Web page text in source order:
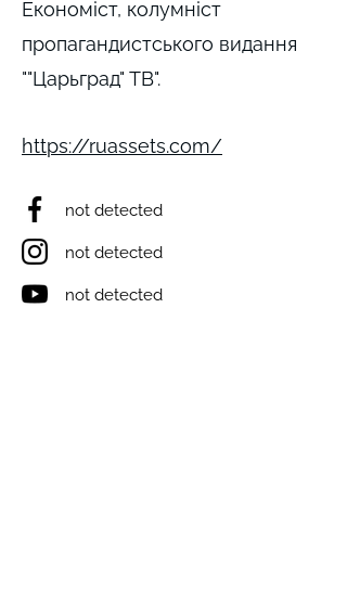
Економіст, колумніст
пропагандистського видання
""Царьград" ТВ".
https://ruassets.com/
not detected
not detected
not detected